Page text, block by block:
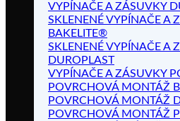
VYPÍNAČE A ZÁSUVKY
SKLENENÉ VYPÍNAČE A
BAKELITE®
SKLENENÉ VYPÍNAČE A
DUROPLAST
VYPÍNAČE A ZÁSUVKY
POVRCHOVÁ MONTÁŽ
POVRCHOVÁ MONTÁŽ
POVRCHOVÁ MONTÁŽ